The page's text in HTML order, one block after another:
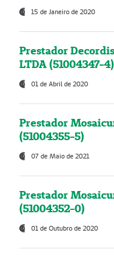
15 de Janeiro de 2020
Prestador
LTDA (51004347-4)
01 de Abril de 2020
Prestador
(51004355-5)
07 de Maio de 2021
Prestador
(51004352-0)
01 de Outubro de 2020